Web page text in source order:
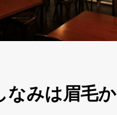
みは眉毛か